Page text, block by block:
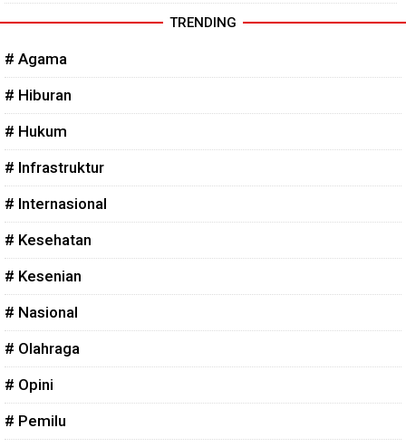
TRENDING
# Agama
# Hiburan
# Hukum
# Infrastruktur
# Internasional
# Kesehatan
# Kesenian
# Nasional
# Olahraga
# Opini
# Pemilu